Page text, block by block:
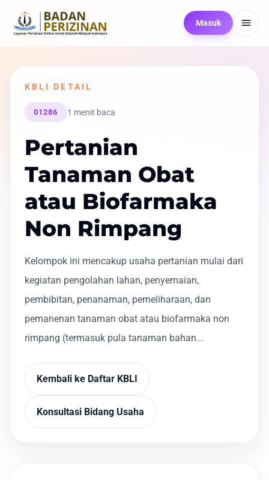
Masuk
KBLI DETAIL
01286 1 menit baca
Pertanian
Tanaman Obat
atau Biofarmaka
Non Rimpang
Kelompok ini mencakup usaha pertanian mulai dari
kegiatan pengolahan lahan, penyemaian,
pembibitan, penanaman, pemeliharaan, dan
pemanenan tanaman obat atau biofarmaka non
rimpang (termasuk pula tanaman bahan...
Kembali ke Daftar KBLI
Konsultasi Bidang Usaha